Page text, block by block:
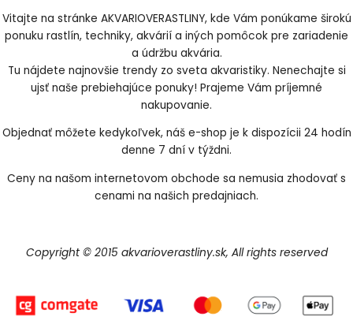
Vitajte na stránke AKVARIOVERASTLINY, kde Vám ponúkame širokú
ponuku rastlín, techniky, akvárií a iných pomôcok pre zariadenie
a údržbu akvária.
Tu nájdete najnovšie trendy zo sveta akvaristiky. Nenechajte si
ujsť naše prebiehajúce ponuky! Prajeme Vám príjemné
nakupovanie.
Objednať môžete kedykoľvek, náš e-shop je k dispozícii 24 hodín
denne 7 dní v týždni.
Ceny na našom internetovom obchode sa nemusia zhodovať s
cenami na našich predajniach.
Copyright © 2015 akvarioverastliny.sk, All rights reserved